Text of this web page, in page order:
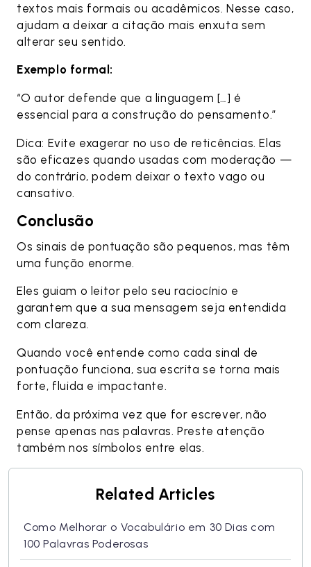
textos mais formais ou acadêmicos. Nesse caso,
ajudam a deixar a citação mais enxuta sem
alterar seu sentido.
Exemplo formal:
“O autor defende que a linguagem […] é
essencial para a construção do pensamento.”
Dica: Evite exagerar no uso de reticências. Elas
são eficazes quando usadas com moderação —
do contrário, podem deixar o texto vago ou
cansativo.
Conclusão
Os sinais de pontuação são pequenos, mas têm
uma função enorme.
Eles guiam o leitor pelo seu raciocínio e
garantem que a sua mensagem seja entendida
com clareza.
Quando você entende como cada sinal de
pontuação funciona, sua escrita se torna mais
forte, fluida e impactante.
Então, da próxima vez que for escrever, não
pense apenas nas palavras. Preste atenção
também nos símbolos entre elas.
Related Articles
Como Melhorar o Vocabulário em 30 Dias com
100 Palavras Poderosas